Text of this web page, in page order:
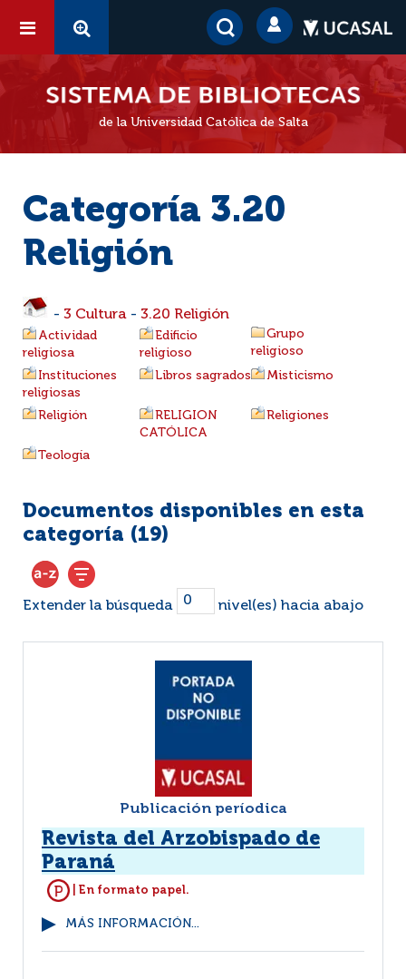
de la Universidad Católica de Salta
Categoría 3.20
Religión
- 3 Cultura - 3.20 Religión
Actividad
religiosa
Edificio
religioso
Grupo
religioso
Instituciones
religiosas
Libros sagrados Misticismo
Religión
RELIGION
CATÓLICA
Religiones
Teología
Documentos disponibles en esta
categoría (19)
Extender la búsqueda nivel(es) hacia abajo
Publicación períodica
Revista del Arzobispado de
Paraná
| En formato papel.
MÁS INFORMACIÓN...